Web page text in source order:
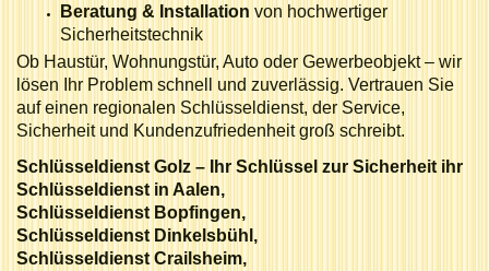
Beratung & Installation von hochwertiger
Sicherheitstechnik
Ob Haustür, Wohnungstür, Auto oder Gewerbeobjekt – wir
lösen Ihr Problem schnell und zuverlässig. Vertrauen Sie
auf einen regionalen Schlüsseldienst, der Service,
Sicherheit und Kundenzufriedenheit groß schreibt.
Schlüsseldienst Golz – Ihr Schlüssel zur Sicherheit ihr
Schlüsseldienst in Aalen,
Schlüsseldienst Bopfingen,
Schlüsseldienst Dinkelsbühl,
Schlüsseldienst Crailsheim,